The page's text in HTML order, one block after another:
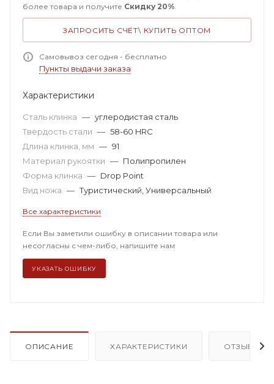
более товара и получите Скидку 20%.
ЗАПРОСИТЬ СЧЁТ\ КУПИТЬ ОПТОМ
Самовывоз сегодня - бесплатно
Пункты выдачи заказа
Характеристики
Сталь клинка — углеродистая сталь
Твердость стали — 58-60 HRC
Длина клинка, мм — 91
Материал рукоятки — Полипропилен
Форма клинка — Drop Point
Вид ножа — Туристический, Универсальный
Все характеристики
Если Вы заметили ошибку в описании товара или
несогласны с чем-либо, напишите нам
УКАЗАТЬ ОШИБКУ
ОПИСАНИЕ ХАРАКТЕРИСТИКИ ОТЗЫВЫ